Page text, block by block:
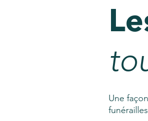
Nos
Une